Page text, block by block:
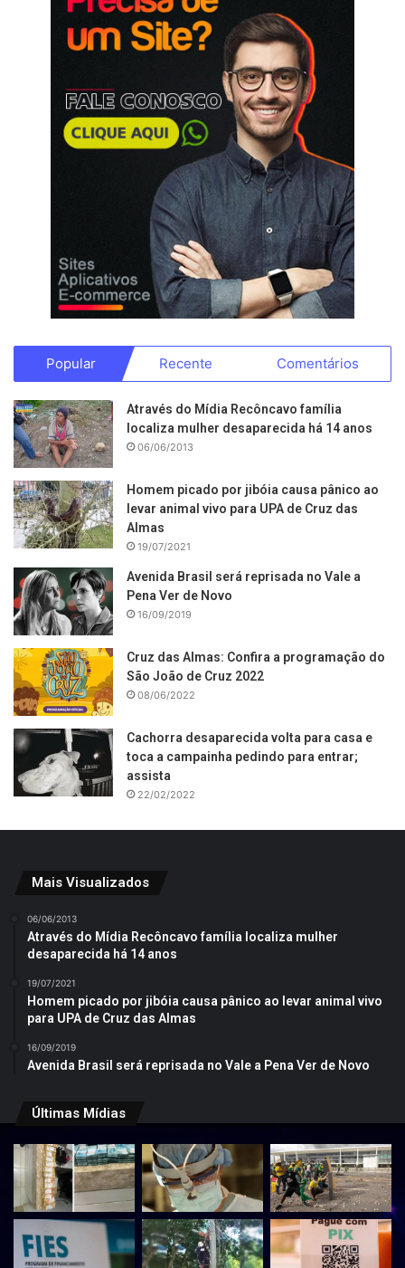
Popular Recente Comentários
Através do Mídia Recôncavo família
localiza mulher desaparecida há 14 anos
06/06/2013
Homem picado por jibóia causa pânico ao
levar animal vivo para UPA de Cruz das
Almas
19/07/2021
Avenida Brasil será reprisada no Vale a
Pena Ver de Novo
16/09/2019
Cruz das Almas: Confira a programação do
São João de Cruz 2022
08/06/2022
Cachorra desaparecida volta para casa e
toca a campainha pedindo para entrar;
assista
22/02/2022
Mais Visualizados
06/06/2013
Através do Mídia Recôncavo família localiza mulher
desaparecida há 14 anos
19/07/2021
Homem picado por jibóia causa pânico ao levar animal vivo
para UPA de Cruz das Almas
16/09/2019
Avenida Brasil será reprisada no Vale a Pena Ver de Novo
Últimas Mídias